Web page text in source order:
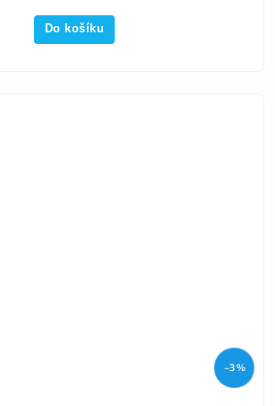
Do košíku
–3 %